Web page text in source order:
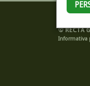
©RECTA
Informativa